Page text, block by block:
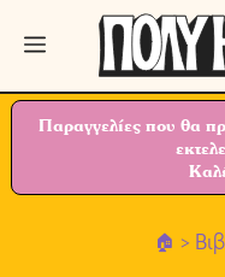
Μετάβαση
περιεχόμενο
Μενού
Παραγγελίες που θα
>